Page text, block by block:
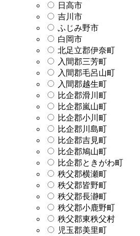
日高市
吉川市
ふじみ野市
白岡市
北足立郡伊奈町
入間郡三芳町
入間郡毛呂山町
入間郡越生町
比企郡滑川町
比企郡嵐山町
比企郡小川町
比企郡川島町
比企郡吉見町
比企郡鳩山町
比企郡ときがわ町
秩父郡横瀬町
秩父郡皆野町
秩父郡長瀞町
秩父郡小鹿野町
秩父郡東秩父村
児玉郡美里町